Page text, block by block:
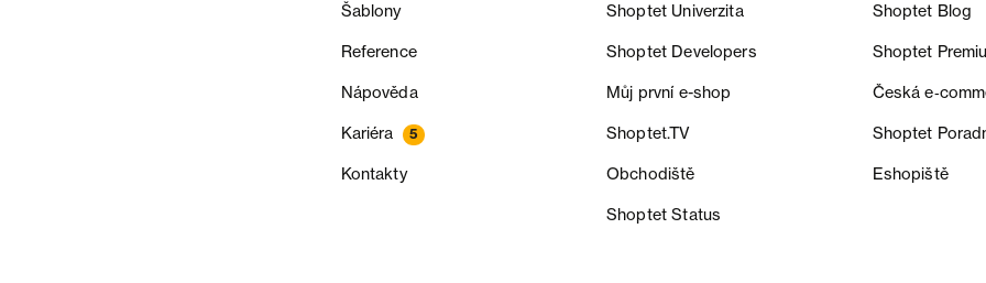
Šablony
Reference
Nápověda
Kariéra 5
Kontakty
Shoptet Univerzita Shoptet Blog
Shoptet Developers Shoptet
Můj první e-shop Česká
Shoptet.TV Shoptet
Obchodiště Eshopiště
Shoptet Status